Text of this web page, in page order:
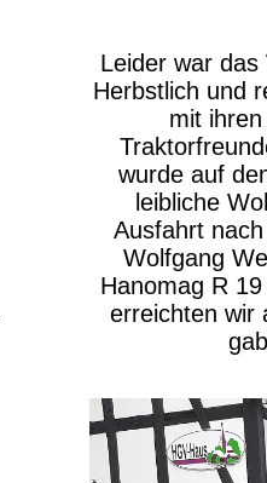
Leider war
Herbstlich und
mit
wurde auf
leibliche
Ausfahrt
Wolfgang
Hanomag R
erreichten wir